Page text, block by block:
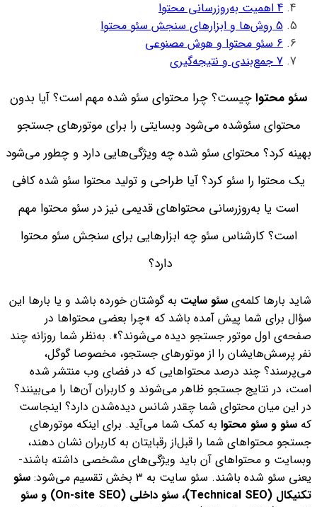
4 اهمیت به‌روز‌رسانی محتوا
5 روش‌ها و ابزارهای سنجش سئو محتوا
6 سئو محتوا و هوش مصنوعی
7 جمع‌بندی و نتیجه‌گیری
سئو محتواچیست؟ چرا محتوای سئو شده مهم است؟ آیا بدون
محتوای سئوشده می‌شود وبسایتی را برای موتورهای جستجو
بهینه کرد؟ محتوای سئو شده چه ویژگی‌هایی دارد و چطور می‌شود
یک محتوا را سئو کرد؟ آیا طراحی و تولید محتوا سئو شده کافی
است یا به‌روزرسانی محتواهای قدیمی نیز در سئو محتوا مهم
است؟ کارشناس سئو چه ابزارهایی برای سنجش سئو محتوا
دارد؟
شاید بارها کلمه‌ی سئو سایت به گوشتان خورده باشد و یا بارها این
سؤال برای شما پیش آمده باشد که «چرا بعضی محتواها در
صفحه‌ی اول موتور جستجو دیده می‌شوند؟». به‌نظر شما روزانه چند
نفر پرسش‌هایشان را از موتورهای جستجو، مخصوصا گوگل،
می‌پرسند؟ چند درصد محتواهایی که در فضای وب منتشر شده
است، در نتایج جستجو ظاهر می‌شوند و کاربران آن‌ها را می‌بینند؟
در این میان محتوای شما چقدر شانس دیده‌شدن دارد؟ اینجاست
که سئو و سئو محتوا به کمک شما می‌آید. برای اینکه موتور‌های
جستجو محتواهای شما را قبل‌از رقبایتان به کاربران نشان دهند،
وبسایت و محتواهای آن باید ویژگی‌های مشخصی داشته باشند-
یعنی سئو شده باشند. سئو سایت به ۳ بخش تقسیم می‌شود:
سئو
تکنیکال (Technical SEO)، سئو داخلی (On-site SEO) و سئو